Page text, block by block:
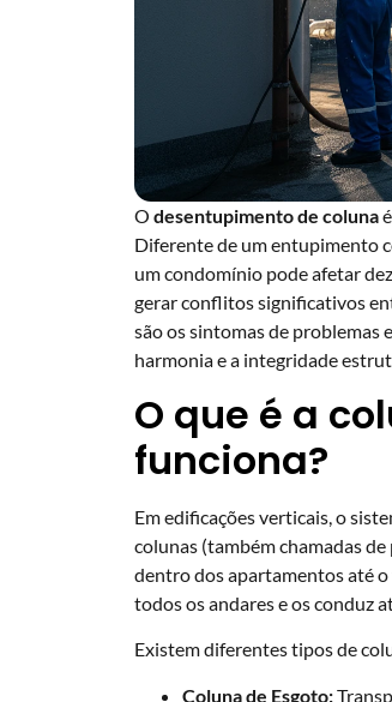
O desentupimento de coluna
Diferente de um entupimento
um condomínio pode afetar
gerar conflitos significativos
são os sintomas de problemas
harmonia e a integridade
O que é a
funciona?
Em edificações verticais, o
colunas (também chamadas
dentro dos apartamentos até
todos os andares e os conduz
Existem diferentes tipos de
Coluna de Esgoto: